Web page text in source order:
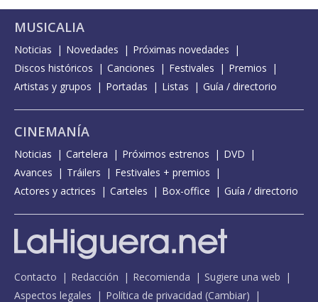
MUSICALIA
Noticias Novedades
Próximas novedades
Discos históricos
Canciones Festivales
Premios
Artistas y grupos
Portadas Listas Guía / directorio
CINEMANÍA
Noticias Cartelera Próximos estrenos
DVD
Avances
Tráilers
Festivales + premios
Actores y actrices
Carteles Box-office Guía / directorio
Contacto Redacción Recomienda
Sugiere una web
Aspectos legales
Política de privacidad (Cambiar)